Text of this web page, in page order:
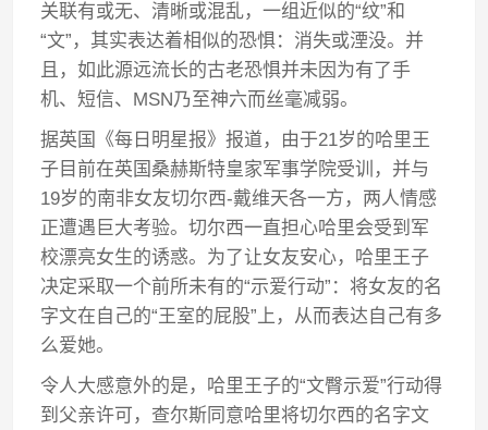
关联有或无、清晰或混乱，一组近似的“纹”和
“文”，其实表达着相似的恐惧：消失或湮没。并
且，如此源远流长的古老恐惧并未因为有了手
机、短信、MSN乃至神六而丝毫减弱。
据英国《每日明星报》报道，由于21岁的哈里王
子目前在英国桑赫斯特皇家军事学院受训，并与
19岁的南非女友切尔西-戴维天各一方，两人情感
正遭遇巨大考验。切尔西一直担心哈里会受到军
校漂亮女生的诱惑。为了让女友安心，哈里王子
决定采取一个前所未有的“示爱行动”：将女友的名
字文在自己的“王室的屁股”上，从而表达自己有多
么爱她。
令人大感意外的是，哈里王子的“文臀示爱”行动得
到父亲许可，查尔斯同意哈里将切尔西的名字文